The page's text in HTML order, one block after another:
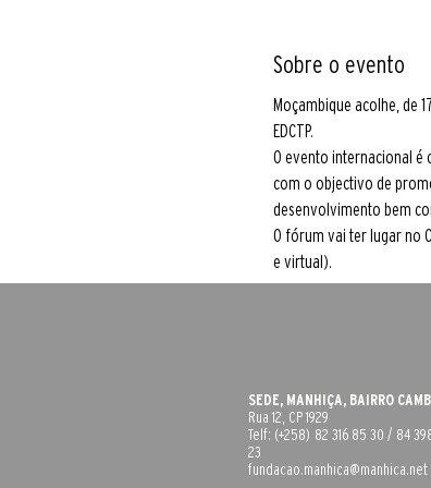
Sobre o evento
Moçambique acolhe, de
EDCTP.
O evento internacional é
com o objectivo de
desenvolvimento bem
O fórum vai ter lugar no
e virtual).
SEDE, MANHIÇA, BAIRRO
Rua 12, CP 1929
Telf: (+258) 82 316 85 30 / 84
23
fundacao.manhica@manhica.net